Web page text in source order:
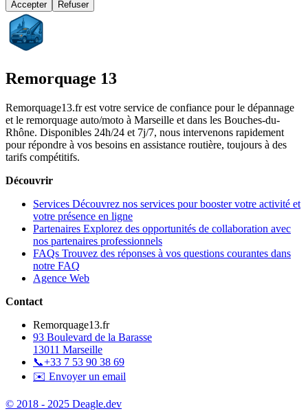
Accepter Refuser
Remorquage 13
Remorquage13.fr est votre service de confiance pour le dépannage
et le remorquage auto/moto à Marseille et dans les Bouches-du-
Rhône. Disponibles 24h/24 et 7j/7, nous intervenons rapidement
pour répondre à vos besoins en assistance routière, toujours à des
tarifs compétitifs.
Découvrir
Services Découvrez nos services pour booster votre activité et
votre présence en ligne
Partenaires Explorez des opportunités de collaboration avec
nos partenaires professionnels
FAQs Trouvez des réponses à vos questions courantes dans
notre FAQ
Agence Web
Contact
Remorquage13.fr
93 Boulevard de la Barasse
13011 Marseille
📞+33 7 53 90 38 69
✉️ Envoyer un email
© 2018 - 2025 Deagle.dev